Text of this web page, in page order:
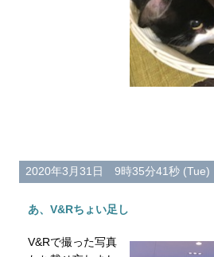
2020年3月31日 9時35分41秒 (Tue)
あ、V&Rちょい足し
V&Rで撮った写真